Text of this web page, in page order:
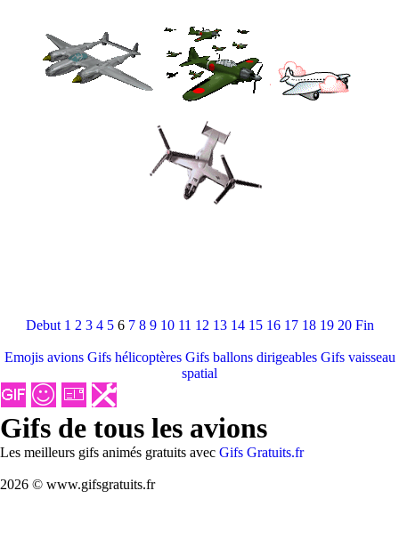
Debut 1 2 3 4 5 6 7 8 9 10 11 12 13 14 15 16 17 18 19 20 Fin
Emojis avions Gifs hélicoptères Gifs ballons dirigeables Gifs vaisseau
spatial
Gifs de tous les avions
Les meilleurs gifs animés gratuits avec Gifs Gratuits.fr
2026 © www.gifsgratuits.fr